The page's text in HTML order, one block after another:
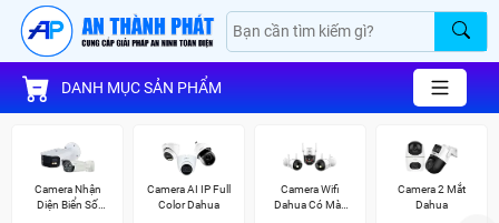
DANH MỤC SẢN PHẨM
Camera Nhận
Diện Biển Số
Camera AI IP Full
Color Dahua
Camera Wifi
Dahua Có Màu
Camera 2 Mắt
Dahua